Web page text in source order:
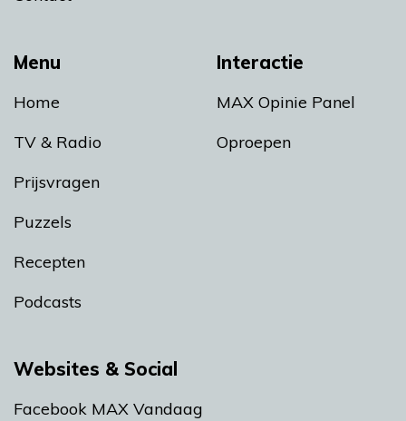
Menu
Home
TV & Radio
Prijsvragen
Puzzels
Recepten
Podcasts
Interactie
MAX Opinie Panel
Oproepen
Websites & Social
Facebook MAX Vandaag